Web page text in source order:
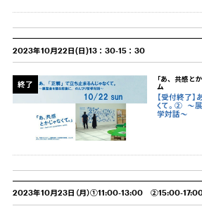
2023年10月22日(日)13：30-15：30
終了
「あ、共感と
ム
【受付終了】
くて。②
〜
学対話〜
2023年10月23日（月）①11:00-13:00 ②15:00-